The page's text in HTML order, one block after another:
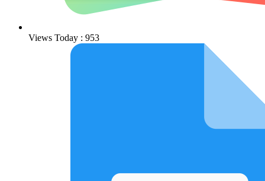
Views Today : 953